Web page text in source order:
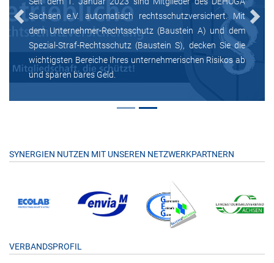
Sachsen e.V. automatisch rechtsschutzversichert. Mit
dem Unternehmer-Rechtsschutz (Baustein A) und dem
Spezial-Straf-Rechtsschutz (Baustein S), decken Sie die
wichtigsten Bereiche Ihres unternehmerischen Risikos ab
und sparen bares Geld.
Previous Next
SYNERGIEN NUTZEN MIT UNSEREN NETZWERKPARTNERN
VERBANDSPROFIL